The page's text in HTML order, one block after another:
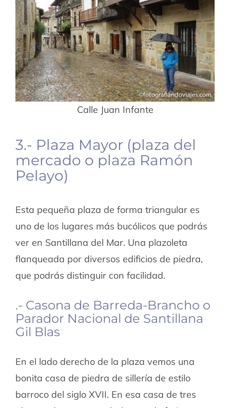
Calle Juan Infante
3.- Plaza Mayor (plaza del
mercado o plaza Ramón
Pelayo)
Esta pequeña plaza de forma triangular es
uno de los lugares más bucólicos que podrás
ver en Santillana del Mar. Una plazoleta
flanqueada por diversos edificios de piedra,
que podrás distinguir con facilidad.
.- Casona de Barreda-Brancho o
Parador Nacional de Santillana
Gil Blas
En el lado derecho de la plaza vemos una
bonita casa de piedra de sillería de estilo
barroco del siglo XVII. En esa casa de tres